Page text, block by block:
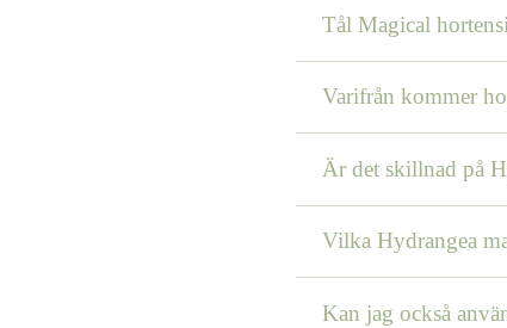
Tål Magical
Varifrån kommer
Är det skillnad på
Vilka Hydrangea
Kan jag också